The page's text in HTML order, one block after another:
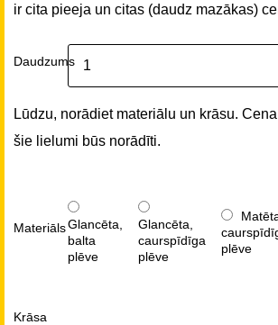
ir cita pieeja un citas (daudz mazākas)
Daudzums
Lūdzu, norādiet materiālu un krāsu.
šie lielumi būs norādīti.
MateriālsGlancēta,
balta
plēve
Glancēta,
caurspīdīga
plēve
plēve
Krāsa